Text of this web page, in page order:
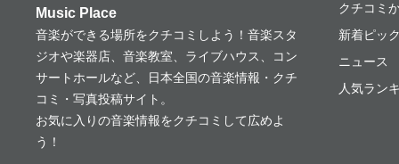
Music Place
音楽ができる場所をクチコミしよう！音楽スタ
ジオや楽器店、音楽教室、ライブハウス、コン
サートホールなど、日本全国の音楽情報・クチ
コミ・写真投稿サイト。
お気に入りの音楽情報をクチコミして広めよ
う！
クチコミ
新着ピッ
ニュース
人気ラン